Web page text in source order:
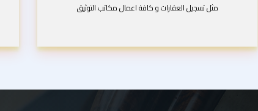
مثل تسجيل العقارات و كافة اعمال مكاتب التوثيق